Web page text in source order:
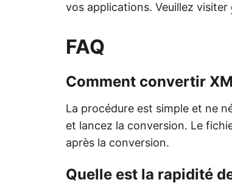
vos applications. Veuillez visiter
FAQ
Comment convertir
La procédure est simple et ne
et lancez la conversion. Le
après la conversion.
Quelle est la rapidité